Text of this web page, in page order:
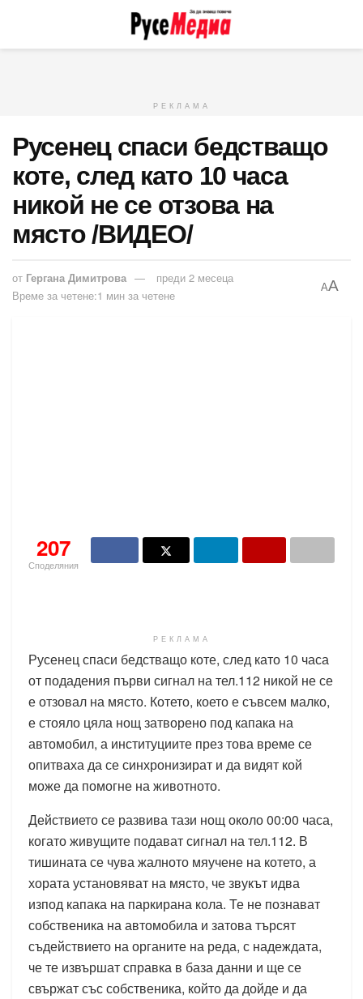
РЕКЛАМА
Русенец спаси бедстващо
коте, след като 10 часа
никой не се отзова на
място /ВИДЕО/
от Гергана Димитрова
преди 2 месеца
Време за четене:1 мин за четене
AA
207
Споделяния
РЕКЛАМА
Русенец спаси бедстващо коте, след като 10 часа
от подадения първи сигнал на тел.112 никой не се
е отзовал на място. Котето, което е съвсем малко,
е стояло цяла нощ затворено под капака на
автомобил, а институциите през това време се
опитваха да се синхронизират и да видят кой
може да помогне на животното.
Действието се развива тази нощ около 00:00 часа,
когато живущите подават сигнал на тел.112. В
тишината се чува жалното мяучене на котето, а
хората установяват на място, че звукът идва
изпод капака на паркирана кола. Те не познават
собственика на автомобила и затова търсят
съдействието на органите на реда, с надеждата,
че те извършат справка в база данни и ще се
свържат със собственика, който да дойде и да